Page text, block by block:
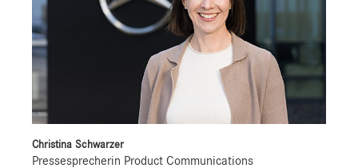
Christina Schwarzer
Pressesprecherin Product Communications